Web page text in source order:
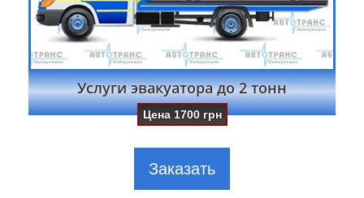
Услуги эвакуатора до 2 тонн
Цена1700 грн
Заказать